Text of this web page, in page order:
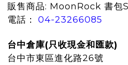
販售商品: MoonRock 書包
電話：
04-23266085
台中倉庫(只收現金和匯款)
台中市東區進化路26號